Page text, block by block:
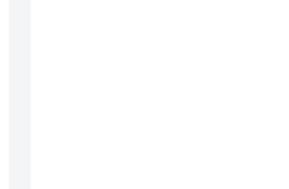
広く分布する種。日本では飼